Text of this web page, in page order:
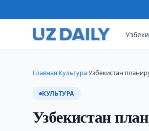
Главная›Культура›Узбекистан
КУЛЬТУРА
Узбекистан